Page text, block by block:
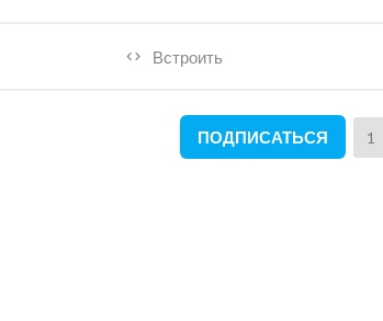
Встроить
ПОДПИСАТЬСЯ 1